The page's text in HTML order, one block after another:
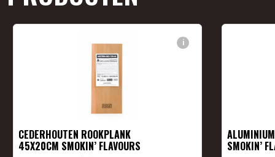
i
CEDERHOUTEN ROOKPLANK
45X20CM SMOKIN’ FLAVOURS SMOKIN’